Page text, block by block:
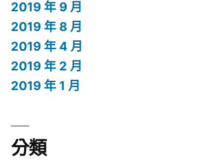
2019 年 9 月
2019 年 8 月
2019 年 4 月
2019 年 2 月
2019 年 1 月
分類